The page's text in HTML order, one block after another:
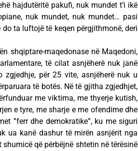
hajdutëritë pakufi, nuk mundet t’i ikë
nuk mundet, nuk mundet… pasi
ta luftojë të keqen përgjithmonë, deri
shqiptare-maqedonase në Maqedoni,
të cilat asnjëherë nuk janë
për 25 vite, asnjëherë nuk u
të botës. Në të gjitha zgjedhjet,
me viktima, me thyerje kutish,
e tyre, me sharje e me ofendime dhe
”ferr dhe demokratike”, ku me siguri
ua kanë dashur të mirën asnjërit nga
që përbëjnë shtetin në tërësinë